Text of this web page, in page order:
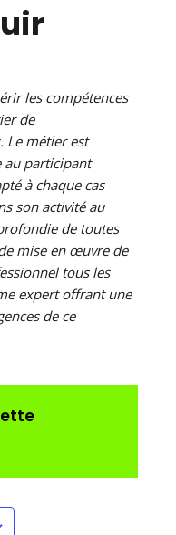
les compétences
de
Le métier est
au participant
à chaque cas
son activité au
de toutes
mise en œuvre de
tous les
expert offrant une
de ce